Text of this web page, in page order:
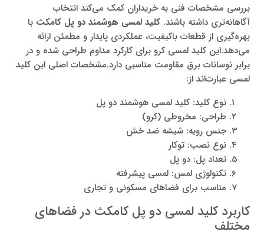
بررسی مشخصات فنی به خریداران کمک می‌کند انتخاب
آگاهانه‌تری داشته باشند. کلید لمسی هوشمند دو پل کامکث با
بهره‌گیری از قطعات باکیفیت، عملکردی پایدار و مطمئن ارائه
می‌دهد.این کلید لمسی کرو برای کارکرد مداوم طراحی شده و در
برابر نوسانات برق مقاومت مناسبی دارد.مشخصات اصلی این کلید
لمسی عبارت‌اند از:
نوع کلید: کلید لمسی هوشمند دو پل
طراحی: مخروطی (کرو)
جنس رویه: شیشه ضد خش
نوع نصب: توکار
تعداد پل: دو پل
تکنولوژی لمس: لمسی پیشرفته
مناسب برای فضاهای مسکونی و تجاری
کاربرد کلید لمسی دو پل کامکث در فضاهای
مختلف